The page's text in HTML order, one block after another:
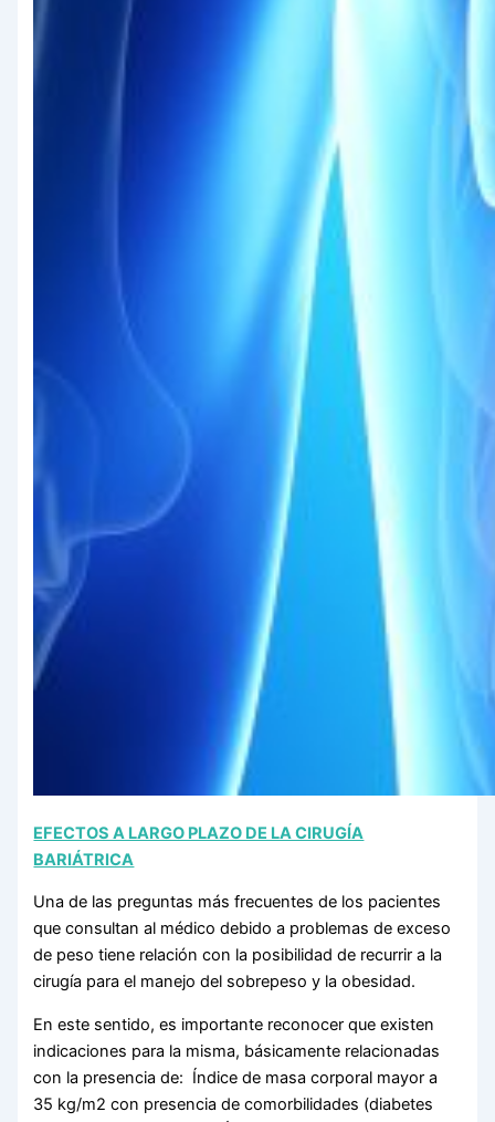
EFECTOS A LARGO PLAZO DE LA CIRUGÍA
BARIÁTRICA
Una de las preguntas más frecuentes de los pacientes
que consultan al médico debido a problemas de exceso
de peso tiene relación con la posibilidad de recurrir a la
cirugía para el manejo del sobrepeso y la obesidad.
En este sentido, es importante reconocer que existen
indicaciones para la misma, básicamente relacionadas
con la presencia de: Índice de masa corporal mayor a
35 kg/m2 con presencia de comorbilidades (diabetes